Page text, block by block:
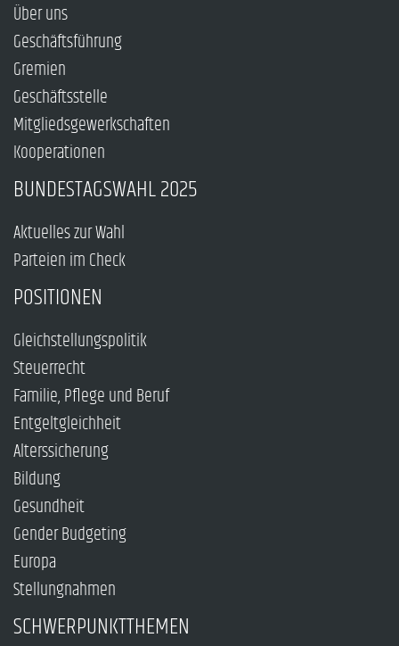
Über uns
Geschäftsführung
Gremien
Geschäftsstelle
Mitgliedsgewerkschaften
Kooperationen
BUNDESTAGSWAHL 2025
Aktuelles zur Wahl
Parteien im Check
POSITIONEN
Gleichstellungspolitik
Steuerrecht
Familie, Pflege und Beruf
Entgeltgleichheit
Alterssicherung
Bildung
Gesundheit
Gender Budgeting
Europa
Stellungnahmen
SCHWERPUNKTTHEMEN